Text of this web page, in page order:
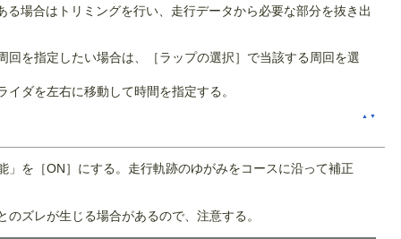
場合はトリミングを行い、走行データから必要な部分を抜き出
を指定したい場合は、［ラップの選択］で当該する周回を選
ダを左右に移動して時間を指定する。
▲ ▼
を［ON］にする。走行軌跡のゆがみをコースに沿って補正
ズレが生じる場合があるので、注意する。